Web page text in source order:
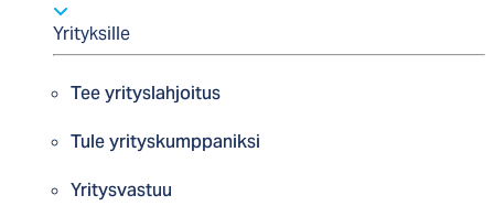
Yrityksille
Tee yrityslahjoitus
Tule yrityskumppaniksi
Yritysvastuu